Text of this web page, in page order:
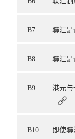
B7 聯汇是
B8 聯汇是
B9 港元与
B10
即使